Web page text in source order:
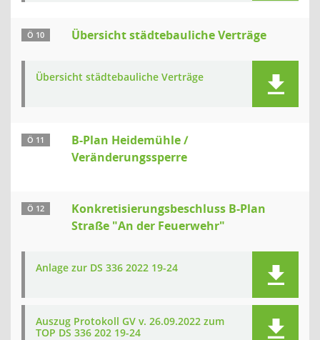
Ö 10 Übersicht städtebauliche Verträge
Übersicht städtebauliche Verträge
Ö 11
B-Plan Heidemühle /
Veränderungssperre
Ö 12
Konkretisierungsbeschluss B-Plan
Straße "An der Feuerwehr"
Anlage zur DS 336 2022 19-24
Auszug Protokoll GV v. 26.09.2022 zum
TOP DS 336 202 19-24